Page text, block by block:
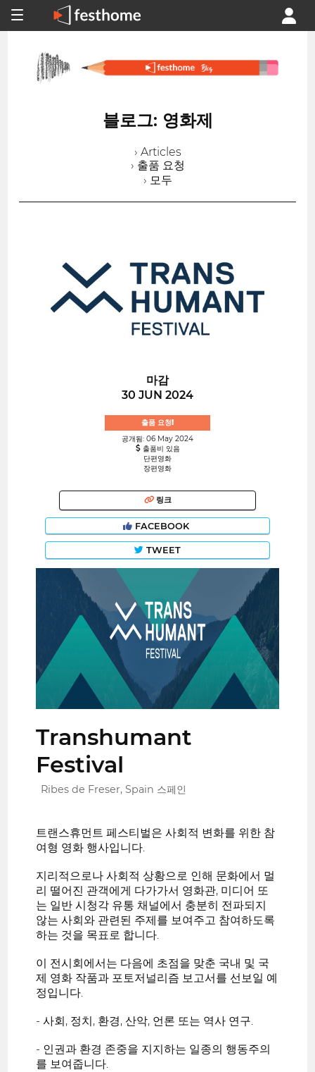
블로그: 영화제
› Articles
› 출품 요청
› 모두
마감
30 JUN 2024
출품 요청!
공개됨: 06 May 2024
출품비 있음
단편영화
장편영화
링크
FACEBOOK
TWEET
Transhumant
Festival
Ribes de Freser, Spain 스페인
트랜스휴먼트 페스티벌은 사회적 변화를 위한 참
여형 영화 행사입니다.
지리적으로나 사회적 상황으로 인해 문화에서 멀
리 떨어진 관객에게 다가가서 영화관, 미디어 또
는 일반 시청각 유통 채널에서 충분히 전파되지
않는 사회와 관련된 주제를 보여주고 참여하도록
하는 것을 목표로 합니다.
이 전시회에서는 다음에 초점을 맞춘 국내 및 국
제 영화 작품과 포토저널리즘 보고서를 선보일 예
정입니다.
- 사회, 정치, 환경, 산악, 언론 또는 역사 연구.
- 인권과 환경 존중을 지지하는 일종의 행동주의
를 보여줍니다.